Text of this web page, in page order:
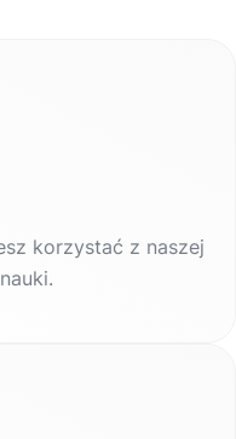
korzystać z naszej